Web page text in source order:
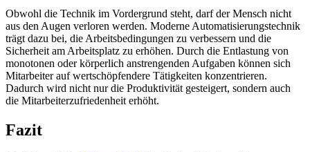
Obwohl die Technik im Vordergrund steht, darf der Mensch nicht
aus den Augen verloren werden. Moderne Automatisierungstechnik
trägt dazu bei, die Arbeitsbedingungen zu verbessern und die
Sicherheit am Arbeitsplatz zu erhöhen. Durch die Entlastung von
monotonen oder körperlich anstrengenden Aufgaben können sich
Mitarbeiter auf wertschöpfendere Tätigkeiten konzentrieren.
Dadurch wird nicht nur die Produktivität gesteigert, sondern auch
die Mitarbeiterzufriedenheit erhöht.
Fazit